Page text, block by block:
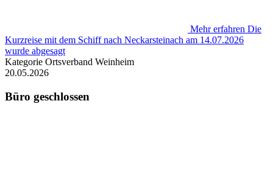
Mehr erfahren Die
Kurzreise mit dem Schiff nach Neckarsteinach am 14.07.2026
wurde abgesagt
Kategorie Ortsverband Weinheim
20.05.2026
Büro geschlossen